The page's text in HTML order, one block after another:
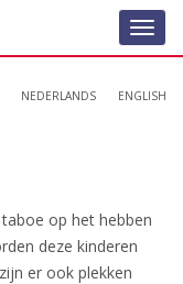
NEDERLANDS ENGLISH
op het hebben
deze kinderen
er ook plekken